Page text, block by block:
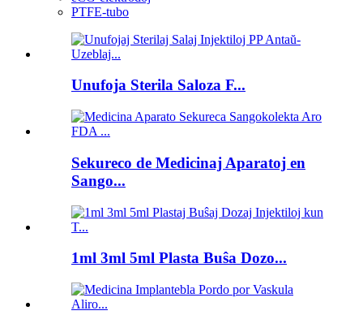
PTFE-tubo
Unufoja Sterila Saloza F...
Sekureco de Medicinaj Aparatoj en
Sango...
1ml 3ml 5ml Plasta Buŝa Dozo...